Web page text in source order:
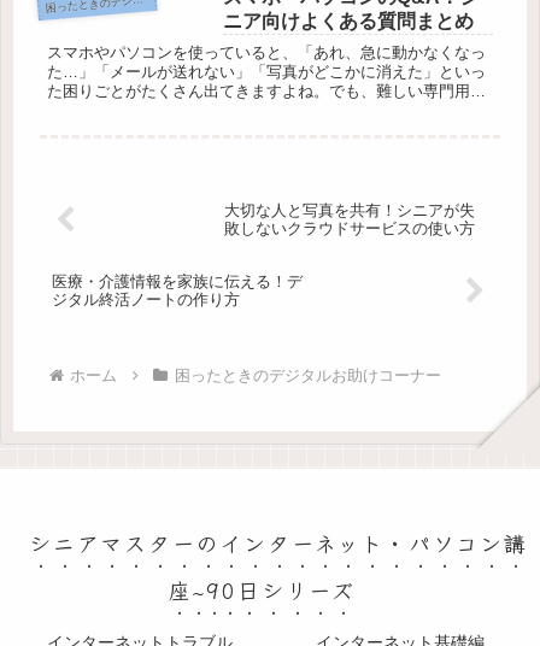
困
ニア向けよくある質問まとめ
スマホやパソコンを使っていると、「あれ、急に動かなくなっ
た…」「メールが送れない」「写真がどこかに消えた」といっ
た困りごとがたくさん出てきますよね。でも、難しい専門用語
大切な人と写真を共有！シニアが失
敗しないクラウドサービスの使い方
医療・介護情報を家族に伝える！デ
ジタル終活ノートの作り方
ホーム 困ったときのデジタルお助けコーナー
シニアマスターのインターネット・パソコン講
座~90日シリーズ
インターネットトラブル インターネット基礎編